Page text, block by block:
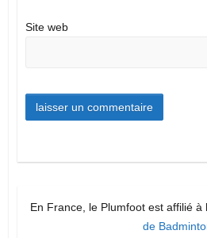
Site web
En France, le Plumfoot est affilié à
de